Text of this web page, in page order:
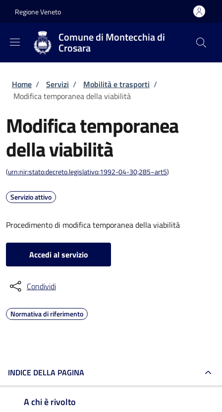
Regione Veneto
Comune di Montecchia di
Crosara
Briciole di pane
Home / Servizi / Mobilità e trasporti /
Modifica temporanea della viabilità
Modifica temporanea
della viabilità
(urn:nir:stato:decreto.legislativo:1992-04-30;285~art5)
Servizio attivo
Procedimento di modifica temporanea della viabilità
Accedi al servizio
Condividi
Normativa di riferimento
INDICE DELLA PAGINA
A chi è rivolto